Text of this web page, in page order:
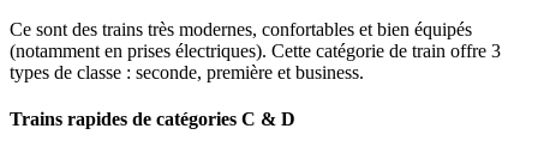
Ce sont des trains très modernes, confortables et bien équipés
(notamment en prises électriques). Cette catégorie de train offre 3
types de classe : seconde, première et business.
Trains rapides de catégories C & D